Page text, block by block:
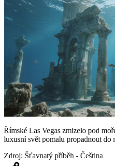
Římské Las Vegas zmizelo pod
luxusní svět pomalu propadnout do
Zdroj: Šťavnatý příběh - Čeština